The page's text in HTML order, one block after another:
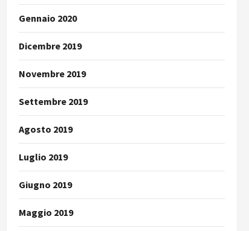
Gennaio 2020
Dicembre 2019
Novembre 2019
Settembre 2019
Agosto 2019
Luglio 2019
Giugno 2019
Maggio 2019